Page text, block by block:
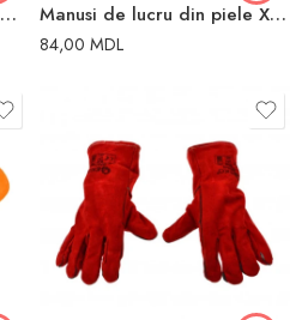
MANUSI DE LUCRU CU PROTECTIE Manusi de lucru din piele XL piele naturala WOKIN
84,00 MDL